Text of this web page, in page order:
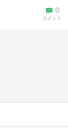
0
コメント